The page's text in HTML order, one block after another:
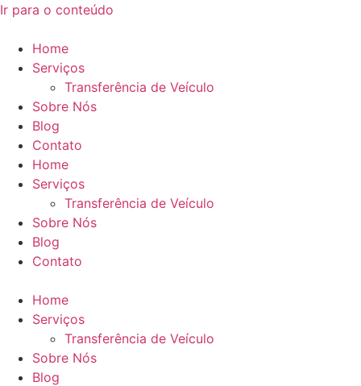
Ir para o conteúdo
Home
Serviços
Transferência de Veículo
Sobre Nós
Blog
Contato
Home
Serviços
Transferência de Veículo
Sobre Nós
Blog
Contato
Home
Serviços
Transferência de Veículo
Sobre Nós
Blog